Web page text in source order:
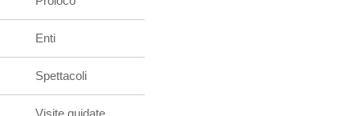
Enti
Spettacoli
Visite guidate